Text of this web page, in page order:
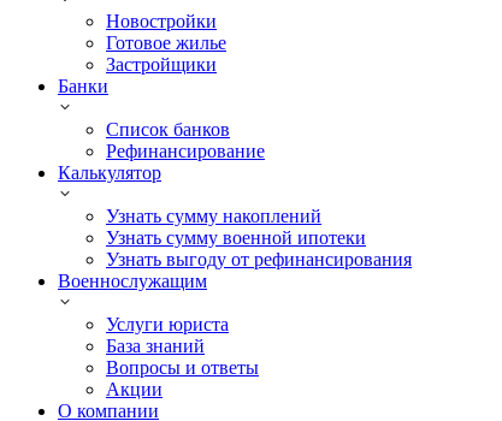
Новостройки
Готовое жилье
Застройщики
Банки
Список банков
Рефинансирование
Калькулятор
Узнать сумму накоплений
Узнать сумму военной ипотеки
Узнать выгоду от рефинансирования
Военнослужащим
Услуги юриста
База знаний
Вопросы и ответы
Акции
О компании